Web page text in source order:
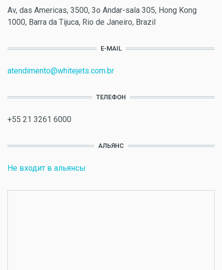
Av, das Americas, 3500, 3o Andar-sala 305, Hong Kong
1000, Barra da Tijuca, Rio de Janeiro, Brazil
E-MAIL
atendimento@whitejets.com.br
ТЕЛЕФОН
+55 21 3261 6000
АЛЬЯНС
Не входит в альянсы